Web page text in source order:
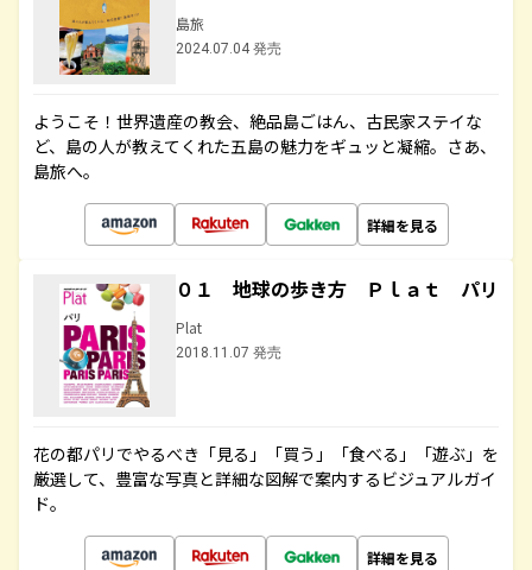
島旅
2024.07.04 発売
ようこそ！世界遺産の教会、絶品島ごはん、古民家ステイな
ど、島の人が教えてくれた五島の魅力をギュッと凝縮。さあ、
島旅へ。
詳細を見る
０１ 地球の歩き方 Ｐｌａｔ パリ
Plat
2018.11.07 発売
花の都パリでやるべき「見る」「買う」「食べる」「遊ぶ」を
厳選して、豊富な写真と詳細な図解で案内するビジュアルガイ
ド。
詳細を見る